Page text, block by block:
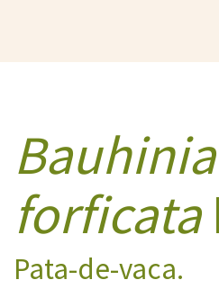
Bauhinia
forficata
Pata-de-vaca.